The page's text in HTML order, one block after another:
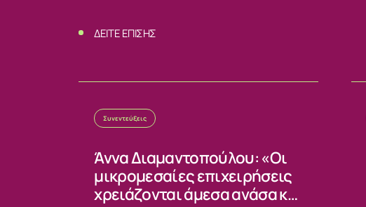
ΕΠΙΚΟΙΝΩΝΙΑ
ΔΕΙΤΕ ΕΠΙΣΗΣ
Συνεντεύξεις
Άννα Διαμαντοπούλου: «Οι
μικρομεσαίες επιχειρήσεις
χρειάζονται άμεσα ανάσα και